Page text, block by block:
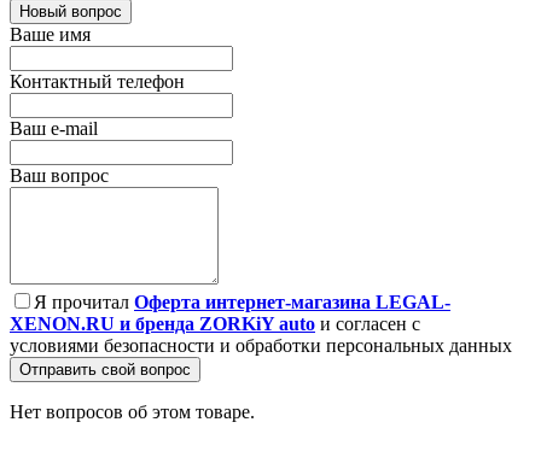
Новый вопрос
Ваше имя
Контактный телефон
Ваш e-mail
Ваш вопрос
Я прочитал Оферта интернет-магазина LEGAL-
XENON.RU и бренда ZORKiY auto и согласен с
условиями безопасности и обработки персональных данных
Отправить свой вопрос
Нет вопросов об этом товаре.